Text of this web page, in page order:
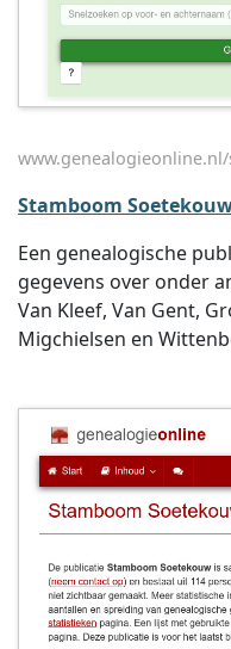
Stamboom
Een genealogische
gegevens over onder
Van Kleef, Van Gent,
Migchielsen en